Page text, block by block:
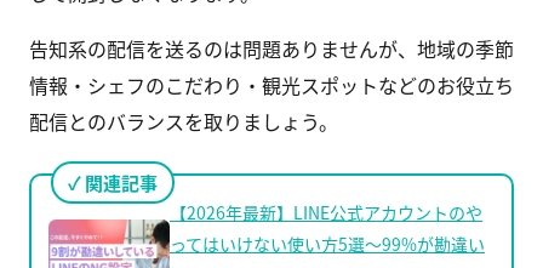
告知系の配信を送るのは問題ありませんが、地域の季節
情報・シェフのこだわり・観光スポットなどのお役立ち
配信とのバランスを取りましょう。
関連記事
【2026年最新】LINE公式アカウントのや
ってはいけない使い方5選〜99%が勘違い